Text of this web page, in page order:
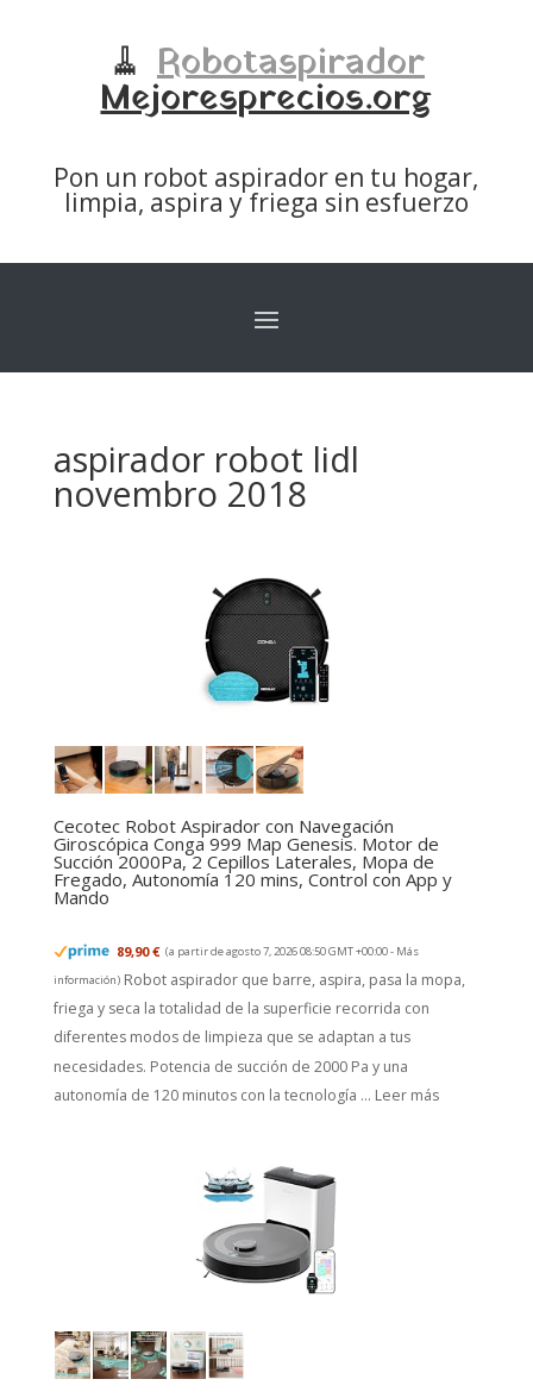
🧹 Robotaspirador
Mejoresprecios.org
Pon un robot aspirador en tu hogar,
limpia, aspira y friega sin esfuerzo
aspirador robot lidl
novembro 2018
Cecotec Robot Aspirador con Navegación
Giroscópica Conga 999 Map Genesis. Motor de
Succión 2000Pa, 2 Cepillos Laterales, Mopa de
Fregado, Autonomía 120 mins, Control con App y
Mando
89,90 € (a partir de agosto 7, 2026 08:50 GMT +00:00 - Más
información) Robot aspirador que barre, aspira, pasa la mopa,
friega y seca la totalidad de la superficie recorrida con
diferentes modos de limpieza que se adaptan a tus
necesidades. Potencia de succión de 2000 Pa y una
autonomía de 120 minutos con la tecnología ... Leer más